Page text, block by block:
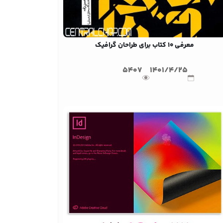
معرفی 10 کتاب برای طراحان گرافیک
1401/4/25
5407